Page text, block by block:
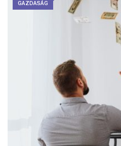
GAZDASÁG